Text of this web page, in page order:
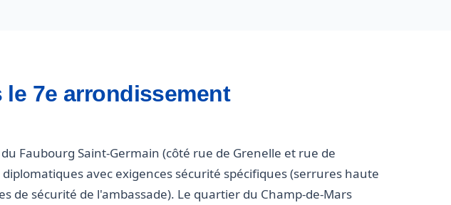
7e arrondissement
Faubourg Saint-Germain (côté rue de Grenelle et rue de
avec exigences sécurité spécifiques (serrures haute
de sécurité de l'ambassade). Le quartier du Champ-de-Mars